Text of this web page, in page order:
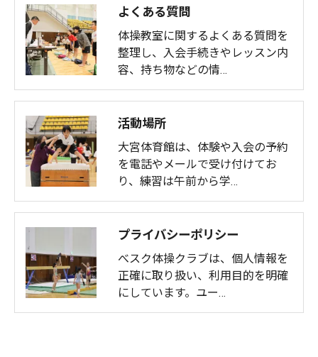
よくある質問
体操教室に関するよくある質問を
整理し、入会手続きやレッスン内
容、持ち物などの情…
活動場所
大宮体育館は、体験や入会の予約
を電話やメールで受け付けてお
り、練習は午前から学…
プライバシーポリシー
べスク体操クラブは、個人情報を
正確に取り扱い、利用目的を明確
にしています。ユー…